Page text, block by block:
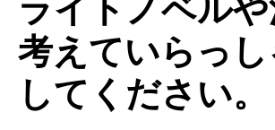
ライトノベル
考えていらっ
してください。